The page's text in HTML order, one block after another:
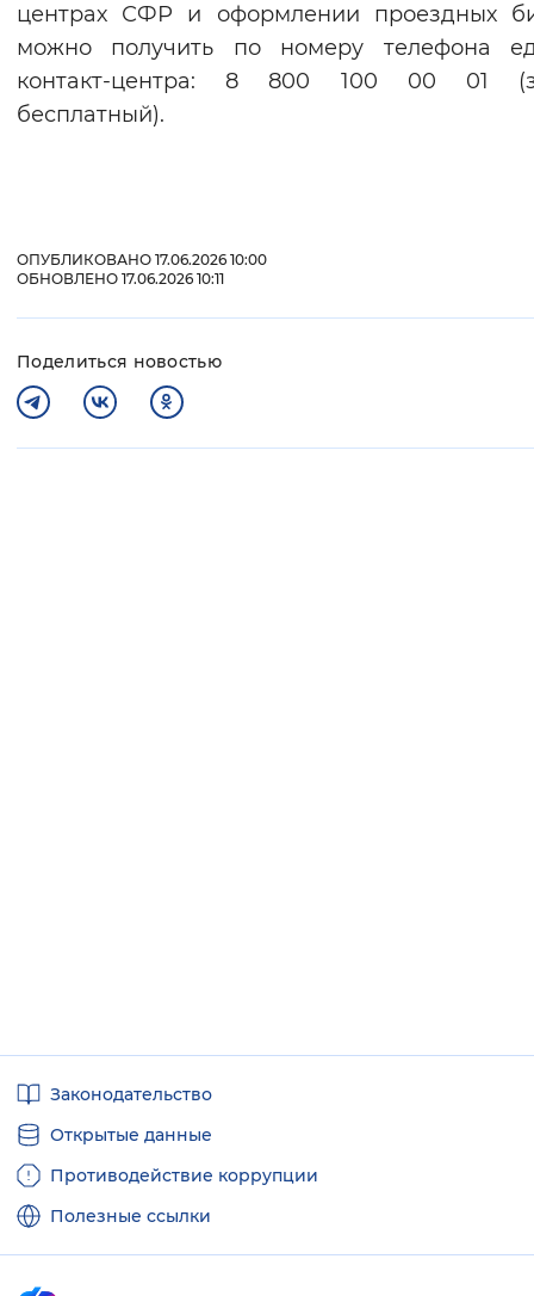
центрах СФР и оформлении проездных
можно получить по номеру телефона
контакт-центра: 8 800 100 00 01
бесплатный).
ОПУБЛИКОВАНО 17.06.2026 10:00
ОБНОВЛЕНО 17.06.2026 10:11
Поделиться новостью
ссылкиЗаконодательство
Открытые данные
Противодействие коррупции
Полезные ссылки